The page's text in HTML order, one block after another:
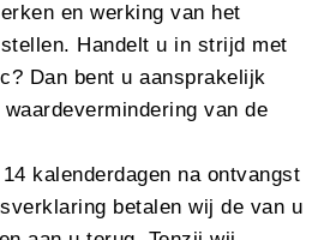
en werking van het
Handelt u in strijd met
Dan bent u aansprakelijk
van de
kalenderdagen na ontvangst
betalen wij de van u